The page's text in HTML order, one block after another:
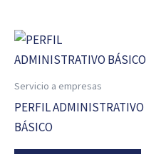
Servicio a empresas
PERFIL ADMINISTRATIVO
BÁSICO